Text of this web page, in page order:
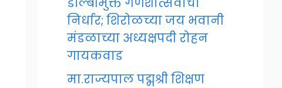
निर्धार; शिरोळच्या जय भवानी
मंडळाच्या अध्यक्षपदी रोहन
गायकवाड
मा.राज्यपाल पद्मश्री शिक्षण